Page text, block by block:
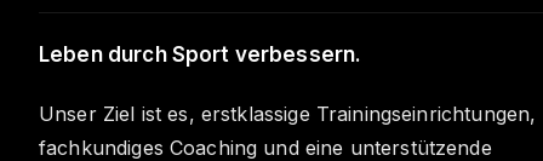
Leben durch Sport verbessern.
Unser Ziel ist es, erstklassige Trainingseinrichtungen,
fachkundiges Coaching und eine unterstützende